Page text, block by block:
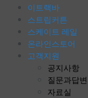
이트랙바
스트립커튼
스케이트 레일
온라인스토어
고객지원
공지사항
질문과답변
자료실